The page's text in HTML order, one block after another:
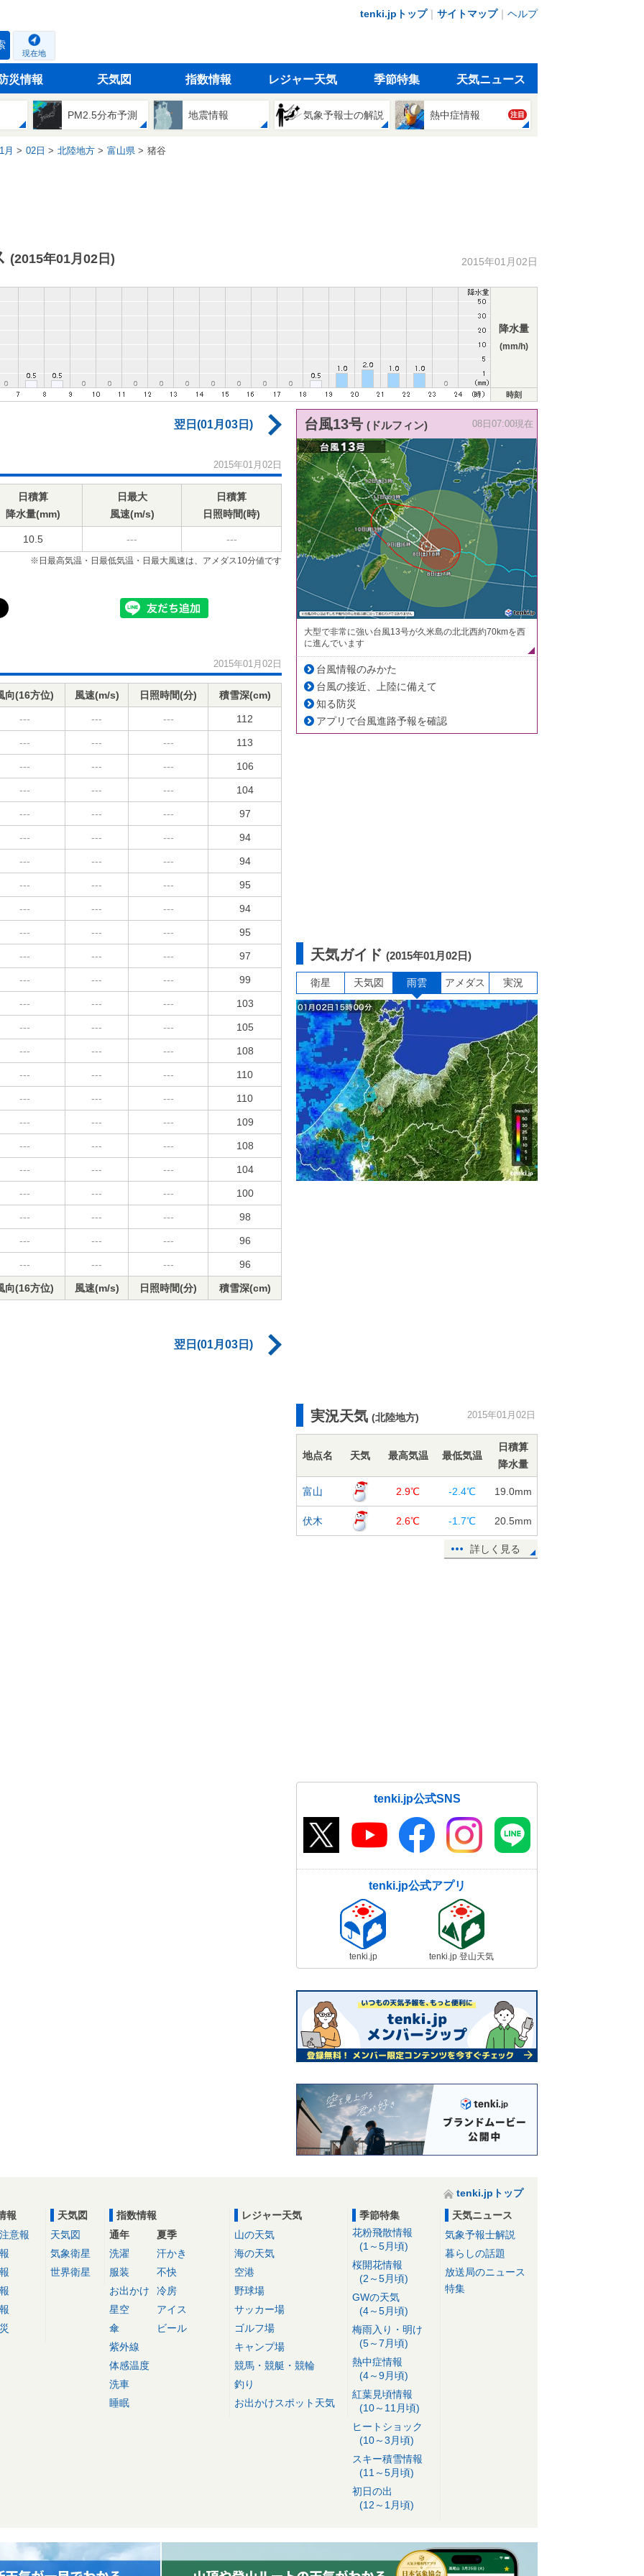
tenki.jpトップ｜ サイトマップ｜ ヘルプ
現在地
防災情報 天気図 指数情報 レジャー天気 季節特集 天気ニュース
PM2.5分布予測 地震情報 気象予報士の解説 熱中症情報 注目
月 02日 北陸地方 富山県 猪谷
(2015年01月02日) 2015年01月02日
降水量
(mm/h)
時刻
翌日(01月03日)
2015年01月02日
日積算
降水量(mm)
日最大
風速(m/s)
日積算
日照時間(時)
10.5 --- ---
※日最高気温・日最低気温・日最大風速は、アメダス10分値です
2015年01月02日
向(16方位) 風速(m/s) 日照時間(分) 積雪深(cm)
--- --- --- 112
--- --- --- 113
--- --- --- 106
--- --- --- 104
--- --- --- 97
--- --- --- 94
--- --- --- 94
--- --- --- 95
--- --- --- 94
--- --- --- 95
--- --- --- 97
--- --- --- 99
--- --- --- 103
--- --- --- 105
--- --- --- 108
--- --- --- 110
--- --- --- 110
--- --- --- 109
--- --- --- 108
--- --- --- 104
--- --- --- 100
--- --- --- 98
--- --- --- 96
--- --- --- 96
向(16方位) 風速(m/s) 日照時間(分) 積雪深(cm)
翌日(01月03日)
台風13号 (ドルフィン) 08日07:00現在
大型で非常に強い台風13号が久米島の北北西約70kmを西
に進んでいます
台風情報のみかた
台風の接近、上陸に備えて
知る防災
アプリで台風進路予報を確認
天気ガイド (2015年01月02日)
衛星 天気図 雨雲 アメダス 実況
実況天気 (北陸地方) 2015年01月02日
地点名 天気 最高気温 最低気温
日積算
降水量
富山 2.9℃ -2.4℃ 19.0mm
伏木 2.6℃ -1.7℃ 20.5mm
詳しく見る
tenki.jp公式SNS
tenki.jp公式アプリ
tenki.jp tenki.jp 登山天気
tenki.jpトップ
報
意報
天気図
天気図
気象衛星
世界衛星
指数情報
通年
洗濯
服装
お出かけ
星空
傘
紫外線
体感温度
洗車
睡眠
夏季
汗かき
不快
冷房
アイス
ビール
レジャー天気
山の天気
海の天気
空港
野球場
サッカー場
ゴルフ場
キャンプ場
競馬・競艇・競輪
釣り
お出かけスポット天気
季節特集
花粉飛散情報
(1～5月頃)
桜開花情報
(2～5月頃)
GWの天気
(4～5月頃)
梅雨入り・明け
(5～7月頃)
熱中症情報
(4～9月頃)
紅葉見頃情報
(10～11月頃)
ヒートショック
(10～3月頃)
スキー積雪情報
(11～5月頃)
初日の出
(12～1月頃)
天気ニュース
気象予報士解説
暮らしの話題
放送局のニュース
特集